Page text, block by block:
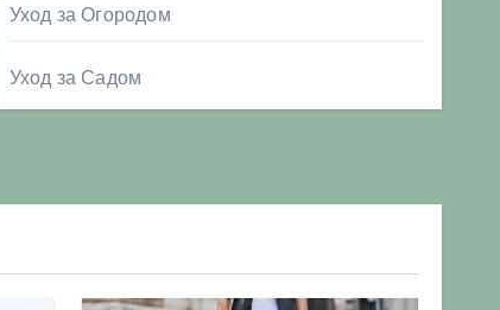
Уход за Огородом
Уход за Садом